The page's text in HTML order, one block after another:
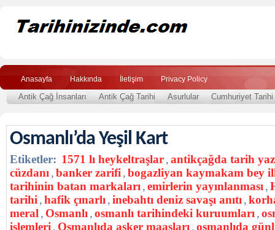
Anasayfa Hakkında İletişim Privacy Policy
Antik Çağ İnsanları Antik Çağ Tarihi Asurlular Cumhuriyet Tarihi
Osmanlı’da Yeşil Kart
Etiketler: 1571 lı heykeltraşlar,antikçağda tarih
cüzdanı ,banker zarifi ,bogazliyan kaymakam bey
tarihinin batan markaları ,emirlerin yayınlanması ,
tarihi ,hafik çınarlı ,inebahtı deniz savaşı anıtı ,
meral , Osmanlı ,osmanlı tarihindeki kuruumları ,
işlemleri , Osmanlıda asker maaşları ,osmanlıda